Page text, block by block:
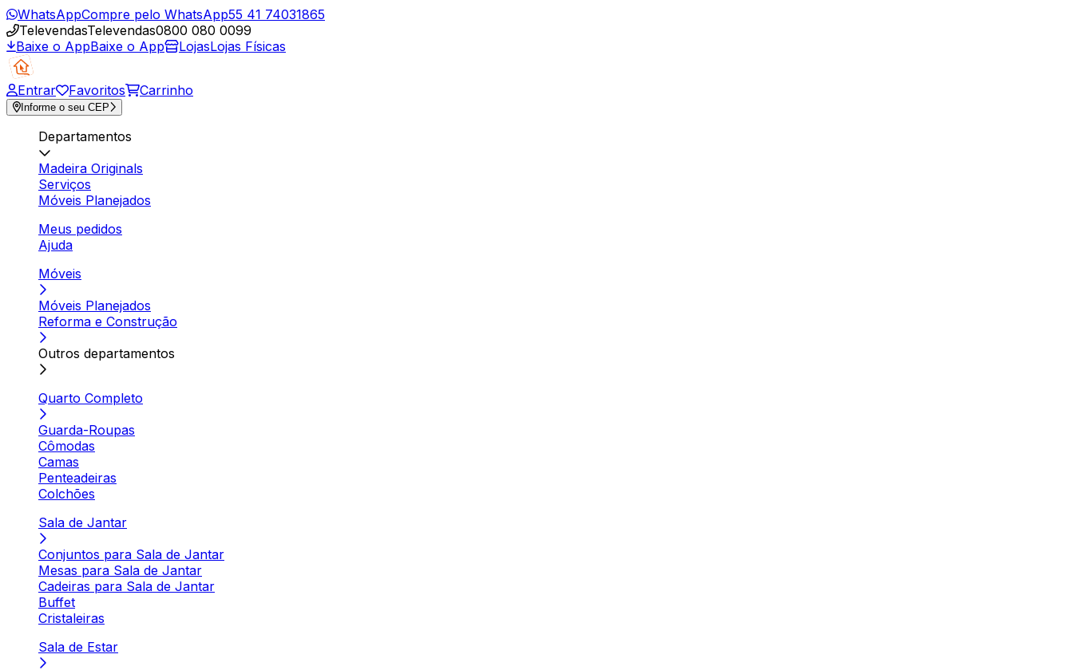
WhatsAppCompre pelo WhatsApp55 41 74031865
TelevendasTelevendas0800 080 0099
Baixe o AppBaixe o App LojasLojas Físicas
Entrar Favoritos Carrinho
Informe o seu CEP
Departamentos
Madeira Originals
Serviços
Móveis Planejados
Meus pedidos
Ajuda
Móveis
Móveis Planejados
Reforma e Construção
Outros departamentos
Quarto Completo
Guarda-Roupas
Cômodas
Camas
Penteadeiras
Colchões
Sala de Jantar
Conjuntos para Sala de Jantar
Mesas para Sala de Jantar
Cadeiras para Sala de Jantar
Buffet
Cristaleiras
Sala de Estar